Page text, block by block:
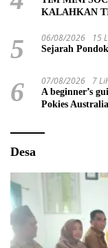
KALAHKAN
5 06/08/2026 15
Sejarah
6 07/08/2026 7
A beginner’s
Pokies Australia
Desa